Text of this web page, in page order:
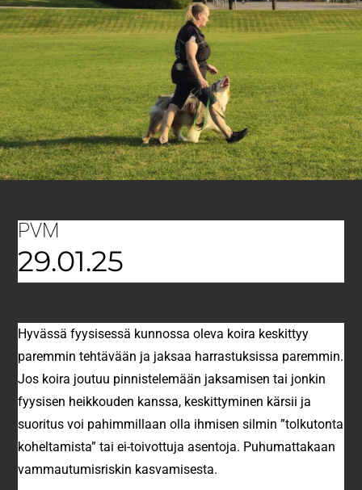
PVM
29.01.25
Hyvässä fyysisessä kunnossa oleva koira keskittyy
paremmin tehtävään ja jaksaa harrastuksissa paremmin.
Jos koira joutuu pinnistelemään jaksamisen tai jonkin
fyysisen heikkouden kanssa, keskittyminen kärsii ja
suoritus voi pahimmillaan olla ihmisen silmin ”tolkutonta
koheltamista” tai ei-toivottuja asentoja. Puhumattakaan
vammautumisriskin kasvamisesta.